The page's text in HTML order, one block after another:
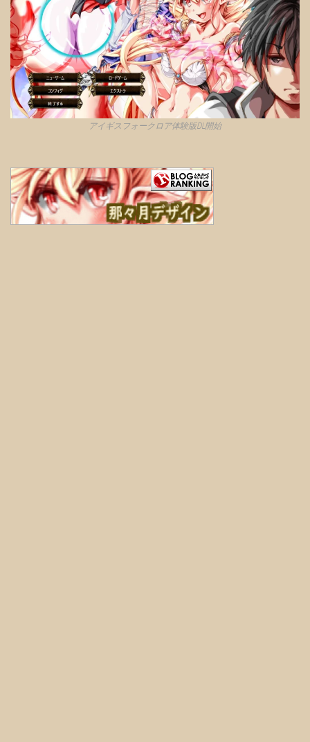
アイギスフォークロア体験版DL開始